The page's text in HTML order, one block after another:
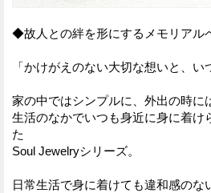
◆故人との絆を形にするメモリアル
「かけがえのない大切な想いと、い
家の中ではシンプルに、外出の時に
生活のなかでいつも身近に身に着け
た
Soul Jewelryシリーズ。
日常生活で身に着けても違和感のな